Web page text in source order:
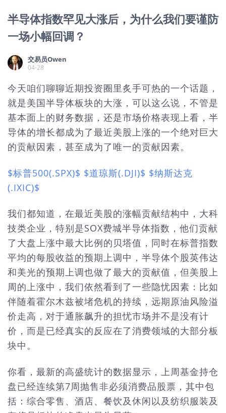
半导体指数罕见大涨后，为什么我们要谨防
一场小幅回调？
交易员Owen
04-28
今天咱们聊聊近期投资圈里炙手可热的一个话题，
就是美国半导体板块的大涨，可以这么说，不管是
基本面上的财务数据，还是市场价格表现上看，半
导体的增长都成为了最近美股上涨的一个绝对巨大
的贡献因素，甚至成为了唯一的贡献因素。
$标普500(.SPX)$ $道琼斯(.DJI)$ $纳斯达克
(.IXIC)$
我们都知道，在最近美股的涨幅贡献结构中，大科
技类企业，特别是SOX费城半导体指数，他们贡献
了大盘上涨中最大比例的贝塔值，同时在标普指数
平均的每股收益的预期上调中，半导体个股英伟达
和美光的预期上调也做了最大的贡献值，但美股上
周的上涨中，我们依然看到了一些隐忧因素：比如
伴随着霍尔木兹被堵危机的持续，远期原油风险溢
价走高，对于通胀飙升的担忧市场并不是没有计
价，而是已经真实的反应在了消费领域的大部分板
块中。
你看，最新的高盛统计的数据显示，上周基金持仓
盘已经连续第7周抛售非必须消费品股票，其中包
括：综合零售、酒店、餐饮及休闲以及纺织服装及